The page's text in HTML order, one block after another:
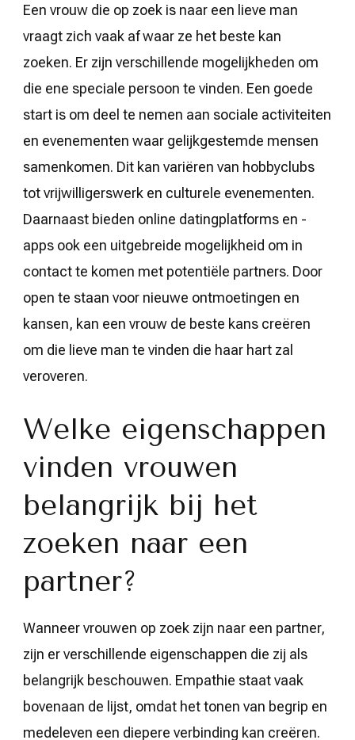
Een vrouw die op zoek is naar een lieve man
vraagt zich vaak af waar ze het beste kan
zoeken. Er zijn verschillende mogelijkheden om
die ene speciale persoon te vinden. Een goede
start is om deel te nemen aan sociale activiteiten
en evenementen waar gelijkgestemde mensen
samenkomen. Dit kan variëren van hobbyclubs
tot vrijwilligerswerk en culturele evenementen.
Daarnaast bieden online datingplatforms en -
apps ook een uitgebreide mogelijkheid om in
contact te komen met potentiële partners. Door
open te staan voor nieuwe ontmoetingen en
kansen, kan een vrouw de beste kans creëren
om die lieve man te vinden die haar hart zal
veroveren.
Welke eigenschappen
vinden vrouwen
belangrijk bij het
zoeken naar een
partner?
Wanneer vrouwen op zoek zijn naar een partner,
zijn er verschillende eigenschappen die zij als
belangrijk beschouwen. Empathie staat vaak
bovenaan de lijst, omdat het tonen van begrip en
medeleven een diepere verbinding kan creëren.